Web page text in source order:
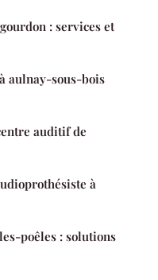
: services et
aulnay-sous-bois
auditif de
à
poêles : solutions